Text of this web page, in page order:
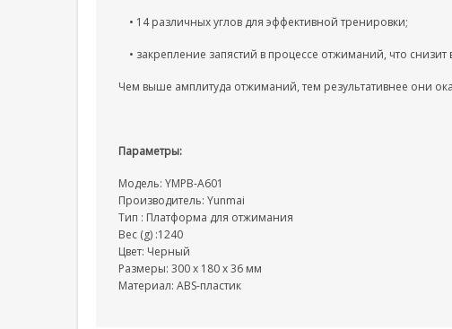
• 14 различных углов для эффективной тренировки;
• закрепление запястий в процессе отжиманий, что
Чем выше амплитуда отжиманий, тем результативнее они
Параметры:
Модель: YMPB-A601
Производитель: Yunmai
Тип : Платформа для отжимания
Вес (g) :1240
Цвет: Черный
Размеры: 300 х 180 х 36 мм
Материал: ABS-пластик